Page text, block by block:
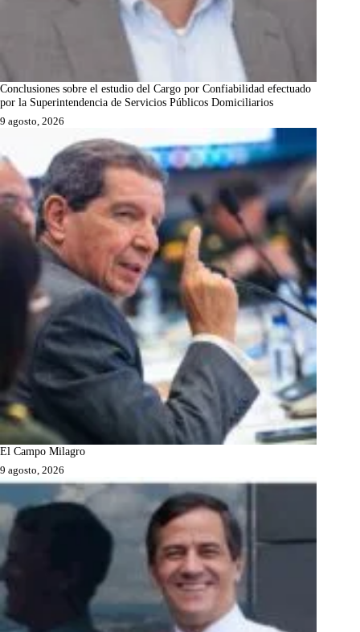
Conclusiones sobre el estudio del Cargo por Confiabilidad efectuado
por la Superintendencia de Servicios Públicos Domiciliarios
9 agosto, 2026
El Campo Milagro
9 agosto, 2026